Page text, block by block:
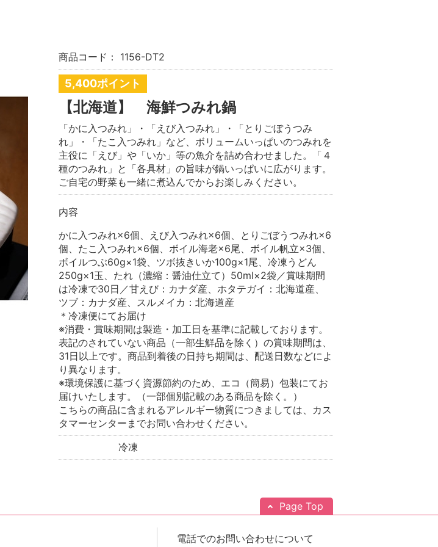
商品コード： 1156-DT2
5,400ポイント
【北海道】 海鮮つみれ鍋
「かに入つみれ」・「えび入つみれ」・「とりごぼうつみ
れ」・「たこ入つみれ」など、ボリュームいっぱいのつみれを
主役に「えび」や「いか」等の魚介を詰め合わせました。「４
種のつみれ」と「各具材」の旨味が鍋いっぱいに広がります。
ご自宅の野菜も一緒に煮込んでからお楽しみください。
内容
かに入つみれ×6個、えび入つみれ×6個、とりごぼうつみれ×6
個、たこ入つみれ×6個、ボイル海老×6尾、ボイル帆立×3個、
ボイルつぶ60g×1袋、ツボ抜きいか100g×1尾、冷凍うどん
250g×1玉、たれ（濃縮：醤油仕立て）50ml×2袋／賞味期間
は冷凍で30日／甘えび：カナダ産、ホタテガイ：北海道産、
ツブ：カナダ産、スルメイカ：北海道産
＊冷凍便にてお届け
※消費・賞味期間は製造・加工日を基準に記載しております。
表記のされていない商品（一部生鮮品を除く）の賞味期間は、
31日以上です。商品到着後の日持ち期間は、配送日数などによ
り異なります。
※環境保護に基づく資源節約のため、エコ（簡易）包装にてお
届けいたします。（一部個別記載のある商品を除く。）
こちらの商品に含まれるアレルギー物質につきましては、 カス
タマーセンターまでお問い合わせください。
冷凍
Page Top
電話でのお問い合わせについて